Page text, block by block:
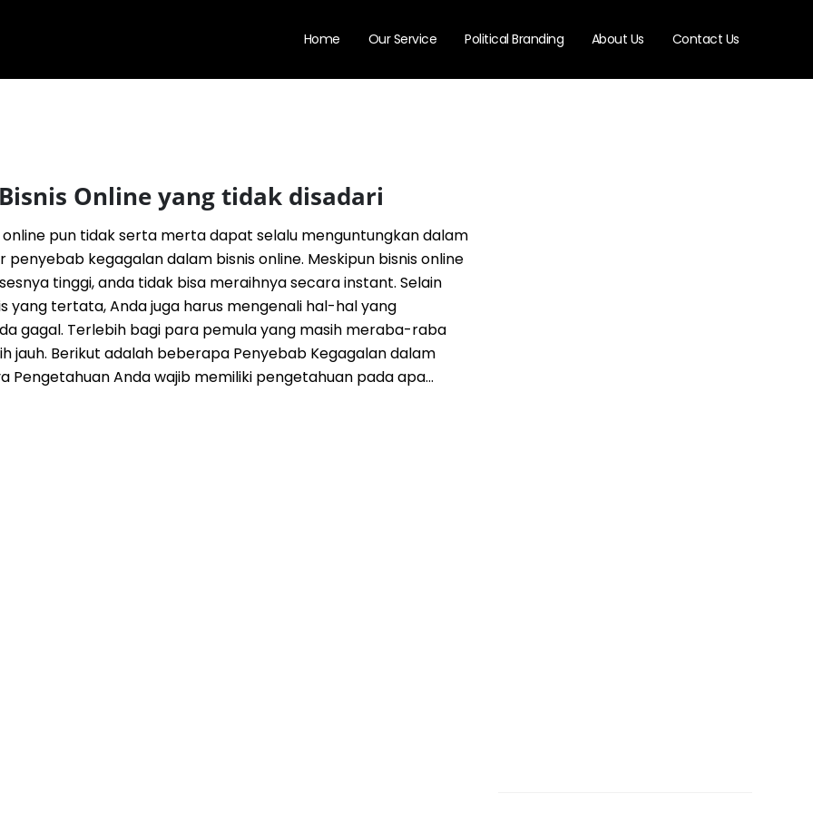
Home Our Service Political Branding About Us Contact Us
Online yang tidak disadari
pun tidak serta merta dapat selalu menguntungkan dalam
kegagalan dalam bisnis online. Meskipun bisnis online
tinggi, anda tidak bisa meraihnya secara instant. Selain
yang tertata, Anda juga harus mengenali hal-hal yang
gagal. Terlebih bagi para pemula yang masih meraba-raba
jauh. Berikut adalah beberapa Penyebab Kegagalan dalam
Pengetahuan Anda wajib memiliki pengetahuan pada apa...